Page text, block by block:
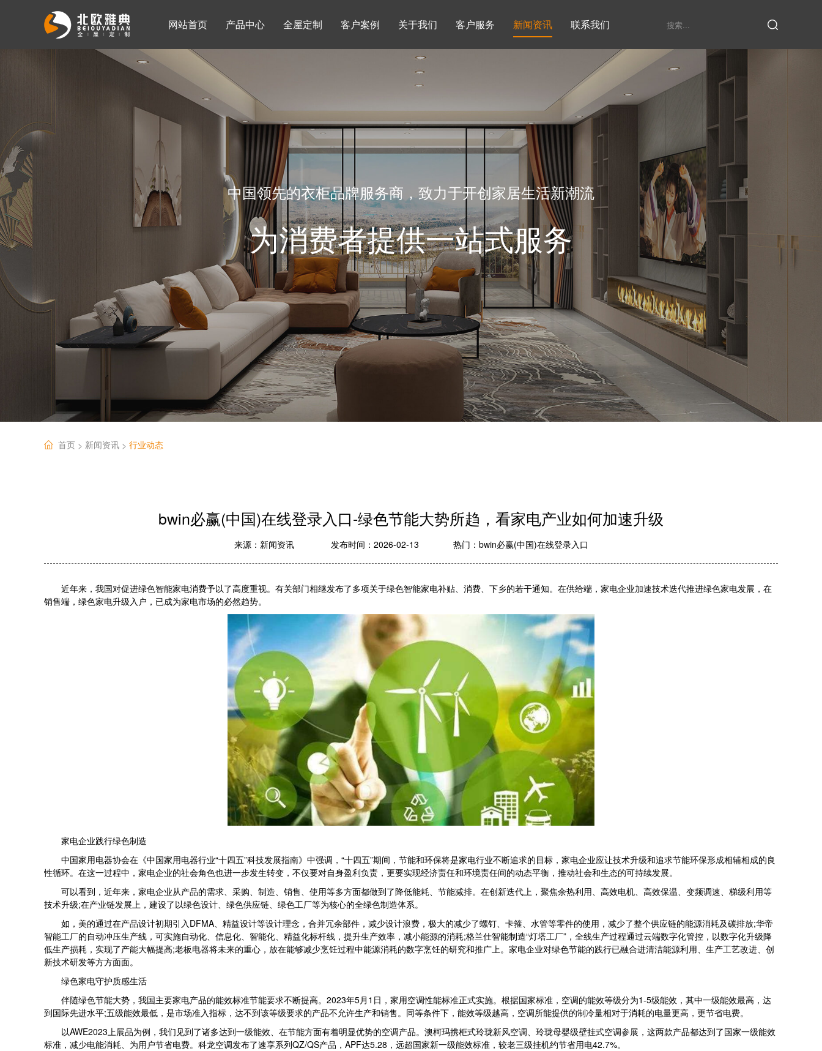
网站首页 产品中心
衣帽间
全屋定制 客户案例
书柜系列 酒柜系列 鞋柜系列 衣柜系列
关于我们
发展历程
客户服务 新闻资讯
家具定制厂家
联系我们
中国领先的衣柜品牌服务商，致力于开创家居生活新潮流
为消费者提供一站式服务
首页 > 新闻资讯 > 行业动态
bwin必赢(中国)在线登录入口-绿色节能大势所趋，看家电产业如何加速升级
来源： 新闻资讯 发布时间：2026-02-13 热门： bwin必赢(中国)在线登录入口
近年来，我国对促进绿色智能家电消费予以了高度重视。有关部门相继发布了多项关于绿色智能家电补贴、消费、下乡的若干通知。在供给端，家电企业加速技术迭代推进绿色家电发展，在
销售端，绿色家电升级入户，已成为家电市场的必然趋势。
家电企业践行绿色制造
中国家用电器协会在《中国家用电器行业“十四五”科技发展指南》中强调，“十四五”期间，节能和环保将是家电行业不断追求的目标，家电企业应让技术升级和追求节能环保形成相辅相成的良
性循环。在这一过程中，家电企业的社会角色也进一步发生转变，不仅要对自身盈利负责，更要实现经济责任和环境责任间的动态平衡，推动社会和生态的可持续发展。
可以看到，近年来，家电企业从产品的需求、采购、制造、销售、使用等多方面都做到了降低能耗、节能减排。在创新迭代上，聚焦余热利用、高效电机、高效保温、变频调速、梯级利用等
技术升级;在产业链发展上，建设了以绿色设计、绿色供应链、绿色工厂等为核心的全绿色制造体系。
如，美的通过在产品设计初期引入DFMA、精益设计等设计理念，合并冗余部件，减少设计浪费，极大的减少了螺钉、卡箍、水管等零件的使用，减少了整个供应链的能源消耗及碳排放;华帝
智能工厂的自动冲压生产线，可实施自动化、信息化、智能化、精益化标杆线，提升生产效率，减小能源的消耗;格兰仕智能制造“灯塔工厂”，全线生产过程通过云端数字化管控，以数字化升级降
低生产损耗，实现了产能大幅提高;老板电器将未来的重心，放在能够减少烹饪过程中能源消耗的数字烹饪的研究和推广上。家电企业对绿色节能的践行已融合进清洁能源利用、生产工艺改进、创
新技术研发等方方面面。
绿色家电守护质感生活
伴随绿色节能大势，我国主要家电产品的能效标准节能要求不断提高。2023年5月1日，家用空调性能标准正式实施。根据国家标准，空调的能效等级分为1-5级能效，其中一级能效最高，达
到国际先进水平;五级能效最低，是市场准入指标，达不到该等级要求的产品不允许生产和销售。同等条件下，能效等级越高，空调所能提供的制冷量相对于消耗的电量更高，更节省电费。
以AWE2023上展品为例，我们见到了诸多达到一级能效、在节能方面有着明显优势的空调产品。澳柯玛携柜式玲珑新风空调、玲珑母婴级壁挂式空调参展，这两款产品都达到了国家一级能效
标准，减少电能消耗、为用户节省电费。科龙空调发布了速享系列QZ/QS产品，APF达5.28，远超国家新一级能效标准，较老三级挂机约节省用电42.7%。